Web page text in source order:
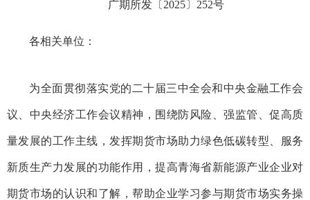
广期所发〔2025〕252号
各相关单位：
为全面贯彻落实党的二十届三中全会和中央金融工作会
议、中央经济工作会议精神，围绕防风险、强监管、促高质
量发展的工作主线，发挥期货市场助力绿色低碳转型、服务
新质生产力发展的功能作用，提高青海省新能源产业企业对
期货市场的认识和了解，帮助企业学习参与期货市场实务操